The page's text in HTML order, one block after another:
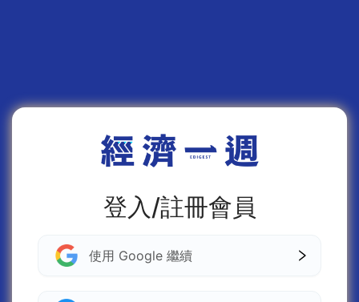
登入/註冊會員
使用 Google 繼續